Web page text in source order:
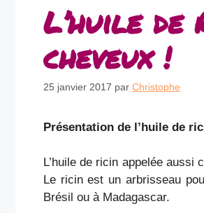
L’huile
cheveux !
25 janvier 2017 par Christophe
Présentation de l’huile de
L’huile de ricin appelée
Le ricin est un arbrisseau
Brésil ou à Madagascar.